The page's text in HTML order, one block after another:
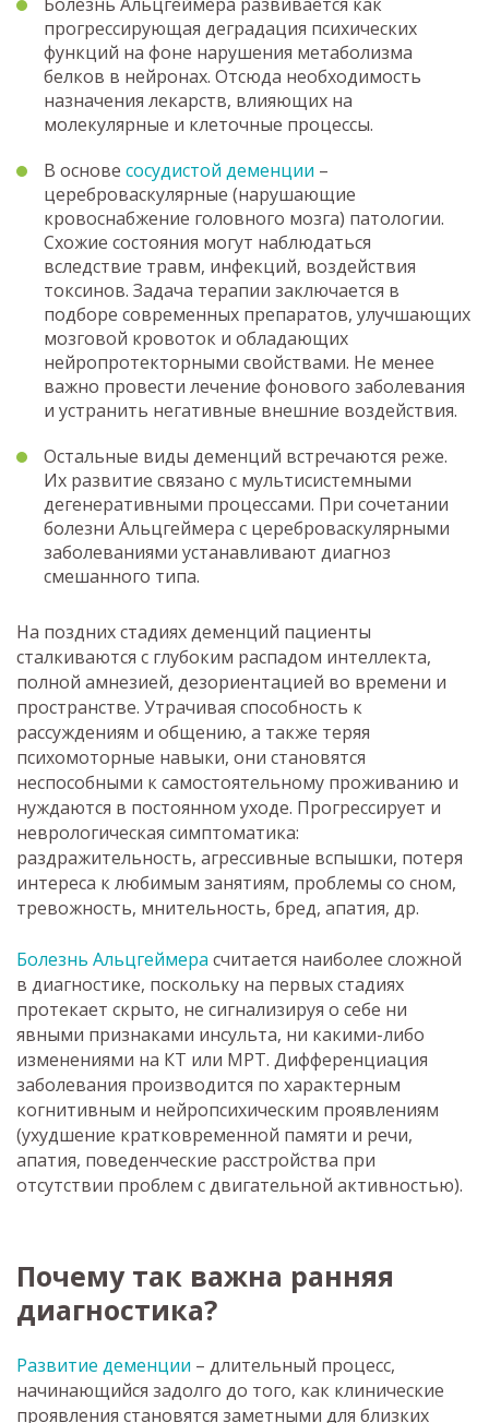
прогрессирующая деградация психических
функций на фоне нарушения метаболизма
белков в нейронах. Отсюда необходимость
назначения лекарств, влияющих на
молекулярные и клеточные процессы.
В основе сосудистой деменции –
цереброваскулярные (нарушающие
кровоснабжение головного мозга) патологии.
Схожие состояния могут наблюдаться
вследствие травм, инфекций, воздействия
токсинов. Задача терапии заключается в
подборе современных препаратов, улучшающих
мозговой кровоток и обладающих
нейропротекторными свойствами. Не менее
важно провести лечение фонового заболевания
и устранить негативные внешние воздействия.
Остальные виды деменций встречаются реже.
Их развитие связано с мультисистемными
дегенеративными процессами. При сочетании
болезни Альцгеймера с цереброваскулярными
заболеваниями устанавливают диагноз
смешанного типа.
На поздних стадиях деменций пациенты
сталкиваются с глубоким распадом интеллекта,
полной амнезией, дезориентацией во времени и
пространстве. Утрачивая способность к
рассуждениям и общению, а также теряя
психомоторные навыки, они становятся
неспособными к самостоятельному проживанию и
нуждаются в постоянном уходе. Прогрессирует и
неврологическая симптоматика:
раздражительность, агрессивные вспышки, потеря
интереса к любимым занятиям, проблемы со сном,
тревожность, мнительность, бред, апатия, др.
Болезнь Альцгеймера считается наиболее сложной
в диагностике, поскольку на первых стадиях
протекает скрыто, не сигнализируя о себе ни
явными признаками инсульта, ни какими-либо
изменениями на КТ или МРТ. Дифференциация
заболевания производится по характерным
когнитивным и нейропсихическим проявлениям
(ухудшение кратковременной памяти и речи,
апатия, поведенческие расстройства при
отсутствии проблем с двигательной активностью).
Почему так важна ранняя
диагностика?
Развитие деменции – длительный процесс,
начинающийся задолго до того, как клинические
проявления становятся заметными для близких